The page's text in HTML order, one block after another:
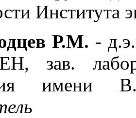
Р.М. -
зав.
имени